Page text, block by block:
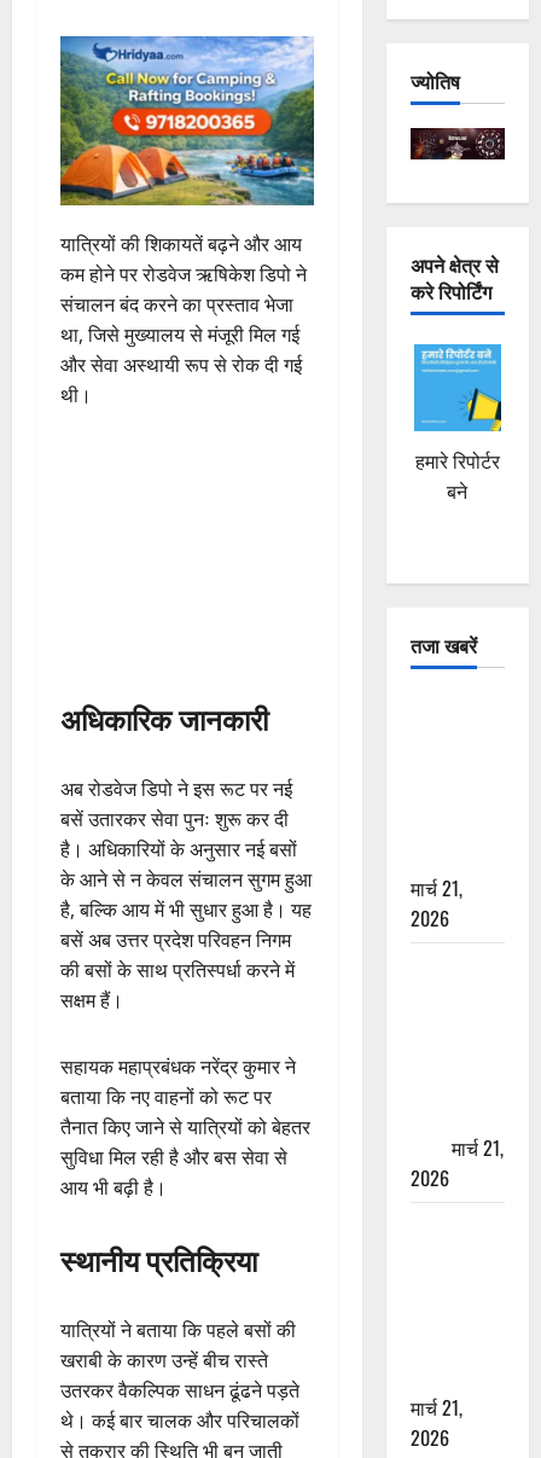
यात्रियों की शिकायतें बढ़ने और आय
कम होने पर रोडवेज ऋषिकेश डिपो ने
संचालन बंद करने का प्रस्ताव भेजा
था, जिसे मुख्यालय से मंजूरी मिल गई
और सेवा अस्थायी रूप से रोक दी गई
थी।
अधिकारिक जानकारी
अब रोडवेज डिपो ने इस रूट पर नई
बसें उतारकर सेवा पुनः शुरू कर दी
है। अधिकारियों के अनुसार नई बसों
के आने से न केवल संचालन सुगम हुआ
है, बल्कि आय में भी सुधार हुआ है। यह
बसें अब उत्तर प्रदेश परिवहन निगम
की बसों के साथ प्रतिस्पर्धा करने में
सक्षम हैं।
सहायक महाप्रबंधक नरेंद्र कुमार ने
बताया कि नए वाहनों को रूट पर
तैनात किए जाने से यात्रियों को बेहतर
सुविधा मिल रही है और बस सेवा से
आय भी बढ़ी है।
स्थानीय प्रतिक्रिया
यात्रियों ने बताया कि पहले बसों की
खराबी के कारण उन्हें बीच रास्ते
उतरकर वैकल्पिक साधन ढूंढने पड़ते
थे। कई बार चालक और परिचालकों
से तकरार की स्थिति भी बन जाती
ज्योतिष
अपने क्षेत्र से
करे रिपोर्टिंग
हमारे रिपोर्टर
बने
तजा खबरें
मार्च 21,
2026
मार्च 21,
2026
मार्च 21,
2026